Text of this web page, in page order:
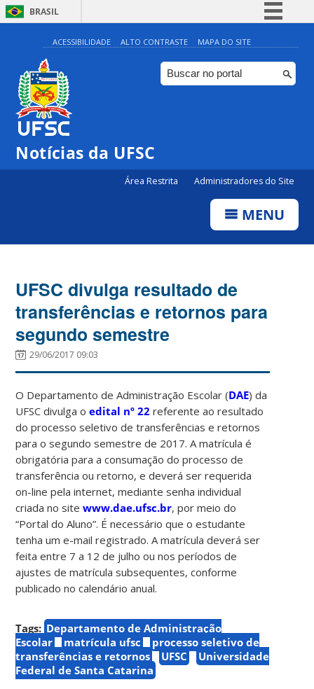
BRASIL
Simplifique!
Comunica BR
Participe
ACESSIBILIDADE ALTO CONTRASTE MAPA DO SITE
Notícias da UFSC
Área Restrita Administradores do Site
MENU
UFSC divulga resultado de
transferências e retornos para
segundo semestre
29/06/2017 09:03
O Departamento de Administração Escolar (DAE) da
UFSC divulga oedital nº 22 referente ao resultado
do processo seletivo de transferências e retornos
para o segundo semestre de 2017. A matrícula é
obrigatória para a consumação do processo de
transferência ou retorno, e deverá ser requerida
on-line pela internet, mediante senha individual
criada no sitewww.dae.ufsc.br, por meio do
“Portal do Aluno”. É necessário que o estudante
tenha um e-mail registrado. A matrícula deverá ser
feita entre 7 a 12 de julho ou nos períodos de
ajustes de matrícula subsequentes, conforme
publicado no calendário anual.
Tags: Departamento de Administração
Escolar
matrícula ufsc
processo seletivo de
transferências e retornos
UFSC
Universidade
Federal de Santa Catarina